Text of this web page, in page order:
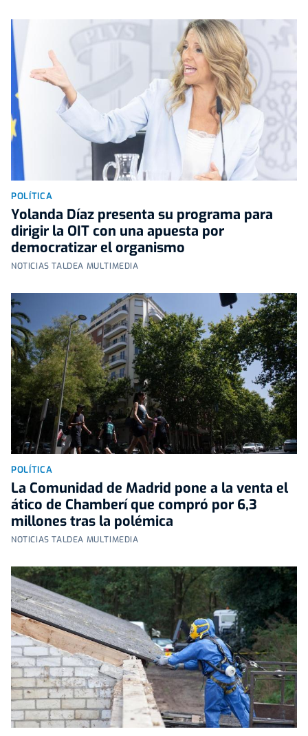
POLÍTICA
Yolanda Díaz presenta su programa para
dirigir la OIT con una apuesta por
democratizar el organismo
NOTICIAS TALDEA MULTIMEDIA
POLÍTICA
La Comunidad de Madrid pone a la venta el
ático de Chamberí que compró por 6,3
millones tras la polémica
NOTICIAS TALDEA MULTIMEDIA